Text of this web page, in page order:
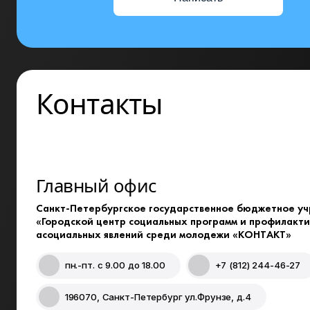
Контакты
Главный офис
Санкт-Петербургское государственное бюджетное
«Городской центр социальных программ и
асоциальных явлений среди молодежи «КОНТАКТ»
пн.-пт. с 9.00 до 18.00 +7 (812) 244-46-27
196070, Санкт-Петербург ул.Фрунзе, д.4